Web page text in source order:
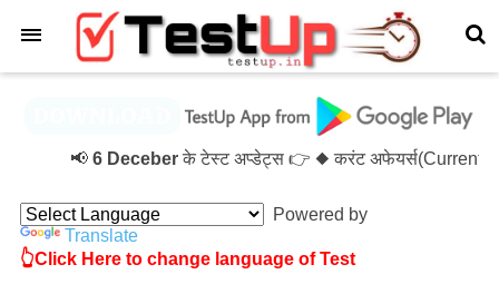
6 Deceberके टेस्ट अप्डेट्स 👉 ◆ करंट अफेयर्स(Current
Powered by
Translate
👆Click Here to change language of Test